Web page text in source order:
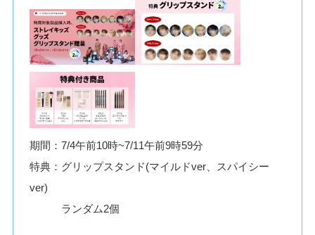
期間：7/4午前10時~7/11午前9時59分
特典：グリップスタンド(マイルドver、スパイシー
ver)
ランダム2個